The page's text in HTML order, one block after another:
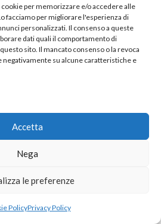
per memorizzare e/o accedere alle
facciamo per migliorare l'esperienza di
personalizzati. Il consenso a queste
dati quali il comportamento di
sito. Il mancato consenso o la revoca
su alcune caratteristiche e
Accetta
Nega
le preferenze
PolicyPrivacy Policy